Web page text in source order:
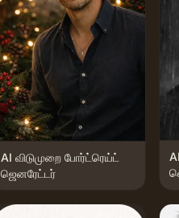
AI விடுமுறை போர்ட்ரெய்ட்
ஜெனரேட்டர்